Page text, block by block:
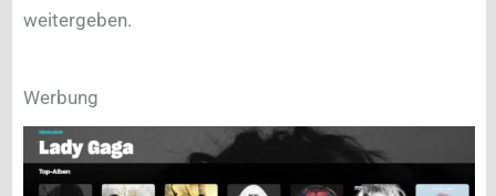
weitergeben.
Werbung